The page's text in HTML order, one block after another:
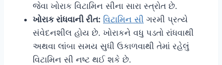
જેવા ખોરાક વિટામિન સીના સારા સ્ત્રોત છે.
ખોરાક રાંધવાની રીત: વિટામિન સી ગરમી પ્રત્યે
સંવેદનશીલ હોય છે. ખોરાકને વધુ પડતો રાંધવાથી
અથવા લાંબા સમય સુધી ઉકાળવાથી તેમાં રહેલું
વિટામિન સી નષ્ટ થઈ શકે છે.